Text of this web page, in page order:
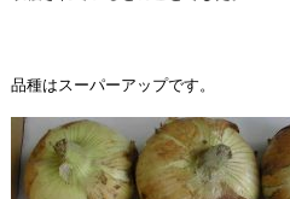
品種はスーパーアップです。